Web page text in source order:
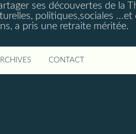
ses découvertes de la
politiques,sociales ...et
a pris une retraite méritée.
CONTACT